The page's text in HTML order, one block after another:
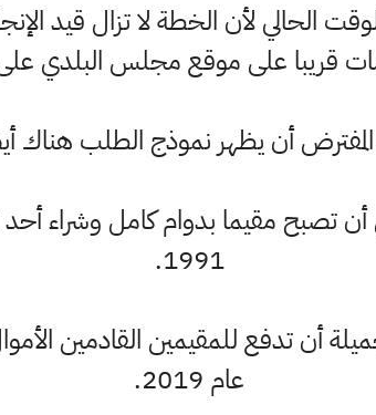
الحالي لأن الخطة لا تزال قيد
قريبا على موقع مجلس البلدي على
أن يظهر نموذج الطلب هناك
أن تصبح مقيما بدوام كامل وشراء أحد
1991.
أن تدفع للمقيمين القادمين
عام 2019.